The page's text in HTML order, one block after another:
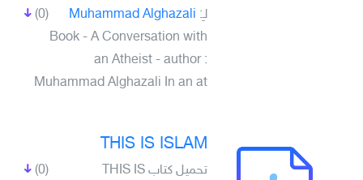
(0) لـِ: Muhammad Alghazali
Book - A Conversation with
an Atheist - author :
Muhammad Alghazali In an at
THIS IS ISLAM
(0)
تحميل كتاب THIS IS